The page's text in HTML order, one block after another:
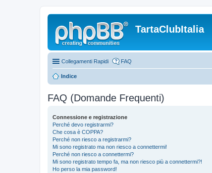
TartaClubItalia
Collegamenti Rapidi FAQ
Indice
FAQ (Domande Frequenti)
Connessione e registrazione
Perché devo registrarmi?
Che cosa è COPPA?
Perché non riesco a registrarmi?
Mi sono registrato ma non riesco a connettermi!
Perché non riesco a connettermi?
Mi sono registrato tempo fa, ma non riesco più a connettermi?!
Ho perso la mia password!